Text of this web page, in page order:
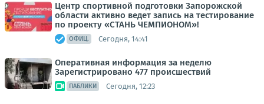
Центр спортивной подготовки Запорожской
области активно ведет запись на тестирование
по проекту «СТАНЬ ЧЕМПИОНОМ»!
ОФИЦ. Сегодня, 14:41
Оперативная информация за неделю
Зарегистрировано 477 происшествий
ПАБЛИКИ Сегодня, 12:23